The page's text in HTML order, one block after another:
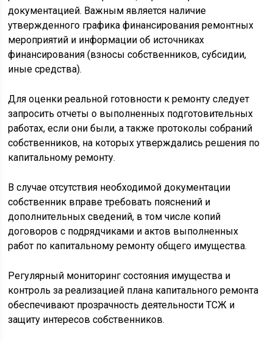
документацией. Важным является наличие
утвержденного графика финансирования ремонтных
мероприятий и информации об источниках
финансирования (взносы собственников, субсидии,
иные средства).
Для оценки реальной готовности к ремонту следует
запросить отчеты о выполненных подготовительных
работах, если они были, а также протоколы собраний
собственников, на которых утверждались решения по
капитальному ремонту.
В случае отсутствия необходимой документации
собственник вправе требовать пояснений и
дополнительных сведений, в том числе копий
договоров с подрядчиками и актов выполненных
работ по капитальному ремонту общего имущества.
Регулярный мониторинг состояния имущества и
контроль за реализацией плана капитального ремонта
обеспечивают прозрачность деятельности ТСЖ и
защиту интересов собственников.